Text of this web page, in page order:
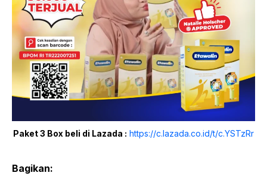
Paket 3 Box beli di Lazada : https://c.lazada.co.id/t/c.YSTzRr
Bagikan: